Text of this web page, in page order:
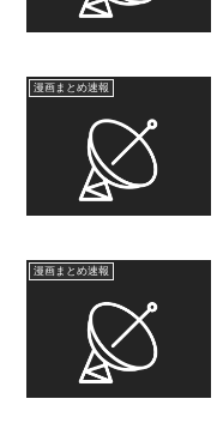
漫画まとめ速報
漫画まとめ速報